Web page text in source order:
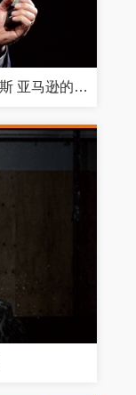
亚马逊公司创始人——杰夫．贝佐斯 亚马逊的下一步：征服全球的策略蓝图